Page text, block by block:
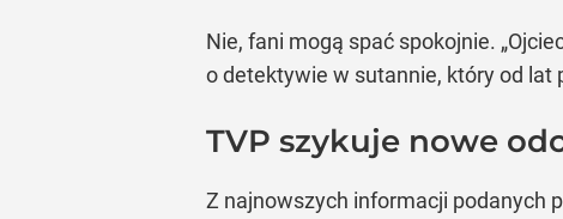
Nie, fani mogą spać spokojnie.
o detektywie w sutannie, który od lat
TVP szykuje nowe
Z najnowszych informacji podanych